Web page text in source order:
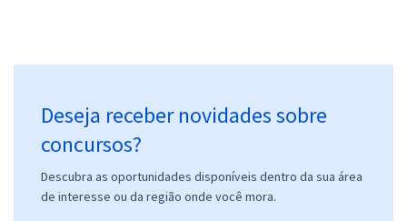
Deseja receber novidades sobre
concursos?
Descubra as oportunidades disponíveis dentro da sua área
de interesse ou da região onde você mora.